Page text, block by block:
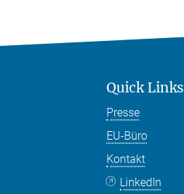
Quick Links
Presse
EU-Büro
Kontakt
LinkedIn